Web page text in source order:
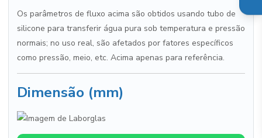
Os parâmetros de fluxo acima são obtidos usando tubo de
silicone para transferir água pura sob temperatura e pressão
normais; no uso real, são afetados por fatores específicos
como pressão, meio, etc. Acima apenas para referência.
Dimensão (mm)